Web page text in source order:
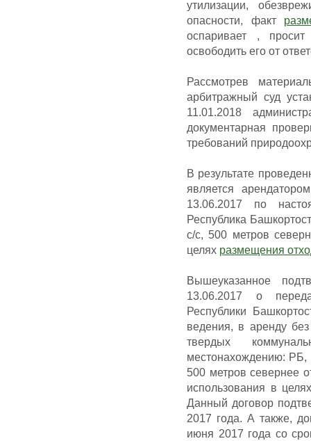
утилизации,
опасности, факт
оспаривает ,
освободить его от
Рассмотрев
арбитражный суд
11.01.2018
документарная
требований
В результате
является
13.06.2017 по
Республика
с/с, 500 метров
целях размещения
Вышеуказанное
13.06.2017 о
Республики
ведения, в аренду
твердых
местонахождению: РБ,
500 метров севернее
использования в
Данный договор
2017 года. А также,
июня 2017 года со